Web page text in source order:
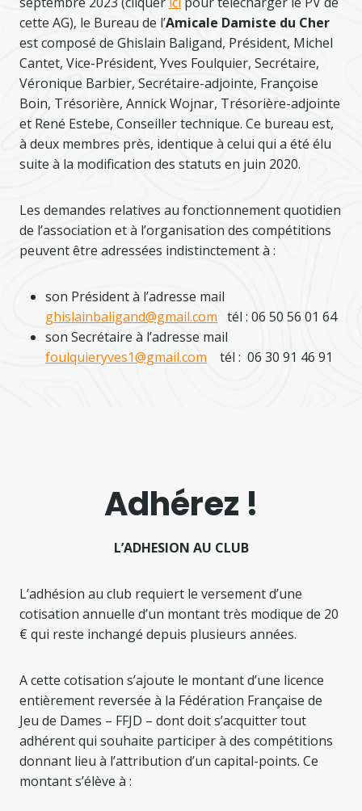
cette AG), le Bureau de l’Amicale Damiste du Cher
est composé de Ghislain Baligand, Président, Michel
Cantet, Vice-Président, Yves Foulquier, Secrétaire,
Véronique Barbier, Secrétaire-adjointe, Françoise
Boin, Trésorière, Annick Wojnar, Trésorière-adjointe
et René Estebe, Conseiller technique. Ce bureau est,
à deux membres près, identique à celui qui a été élu
suite à la modification des statuts en juin 2020.
Les demandes relatives au fonctionnement quotidien
de l’association et à l’organisation des compétitions
peuvent être adressées indistinctement à :
son Président à l’adresse mail
ghislainbaligand@gmail.com tél : 06 50 56 01 64
son Secrétaire à l’adresse mail
foulquieryves1@gmail.com tél : 06 30 91 46 91
Adhérez !
L’ADHESION AU CLUB
L’adhésion au club requiert le versement d’une
cotisation annuelle d’un montant très modique de 20
€ qui reste inchangé depuis plusieurs années.
A cette cotisation s’ajoute le montant d’une licence
entièrement reversée à la Fédération Française de
Jeu de Dames – FFJD – dont doit s’acquitter tout
adhérent qui souhaite participer à des compétitions
donnant lieu à l’attribution d’un capital-points. Ce
montant s’élève à :